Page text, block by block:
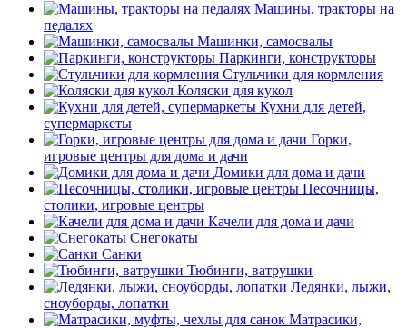
Машины, тракторы на
педалях
Машинки, самосвалы
Паркинги, конструкторы
Стульчики для кормления
Коляски для кукол
Кухни для детей,
супермаркеты
Горки,
игровые центры для дома и дачи
Домики для дома и дачи
Песочницы,
столики, игровые центры
Качели для дома и дачи
Снегокаты
Санки
Тюбинги, ватрушки
Ледянки, лыжи,
сноуборды, лопатки
Матрасики,